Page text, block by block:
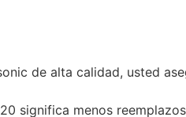
de alta calidad, usted
significa menos